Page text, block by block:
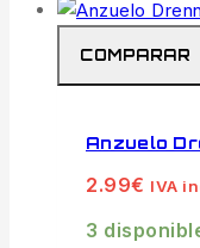
COMPARAR
Anzuelo
2.99€ IVA
3